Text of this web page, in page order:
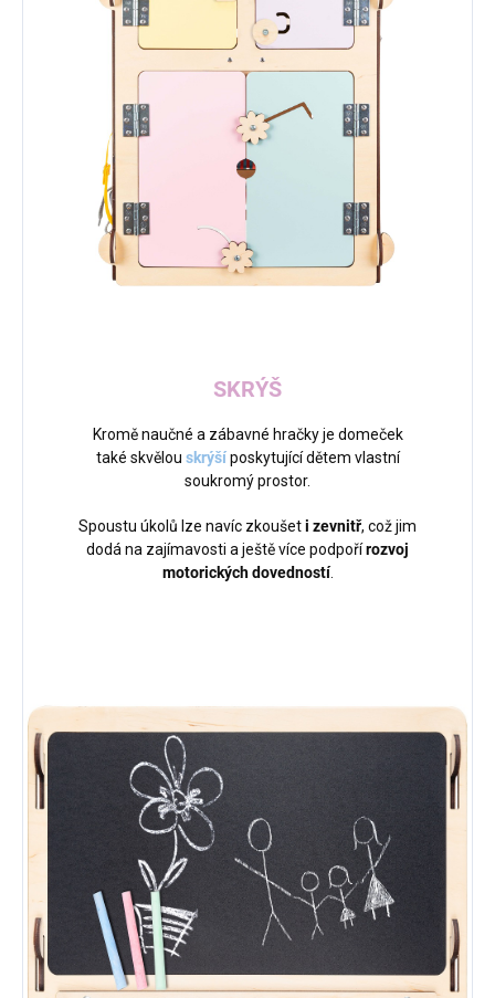
SKRÝŠ
Kromě naučné a zábavné hračky je domeček
také skvělou skrýšíposkytující dětem vlastní
soukromý prostor.
Spoustu úkolů lze navíc zkoušeti zevnitř, což jim
dodá na zajímavosti a ještě více podpořírozvoj
motorických dovedností.